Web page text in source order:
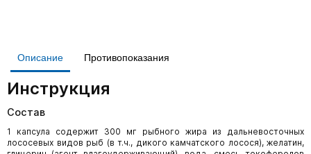
Описание Противопоказания
Инструкция
Состав
1 капсула содержит 300 мг рыбного жира из дальневосточных
лососевых видов рыб (в т.ч., дикого камчатского лосося), желатин,